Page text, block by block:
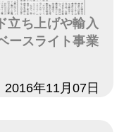
立ち上げや輸入
ースライト事業
2016年11月07日